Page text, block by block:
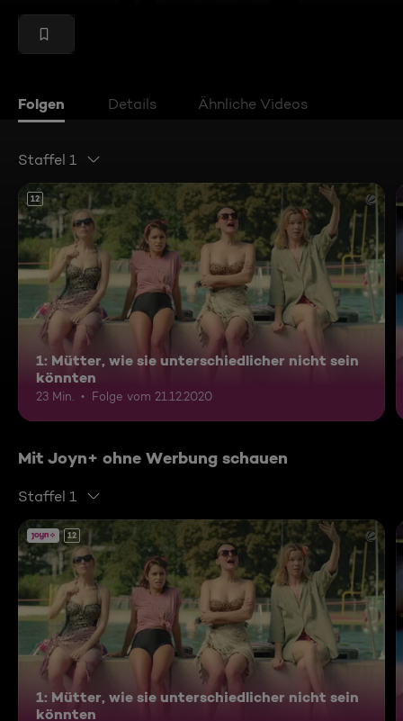
Folgen Details Ähnliche Videos
Staffel 1
12
1: Mütter, wie sie unterschiedlicher nicht sein
könnten
23 Min. Folge vom 21.12.2020
Mit Joyn+ ohne Werbung schauen
Staffel 1
12
1: Mütter, wie sie unterschiedlicher nicht sein
könnten